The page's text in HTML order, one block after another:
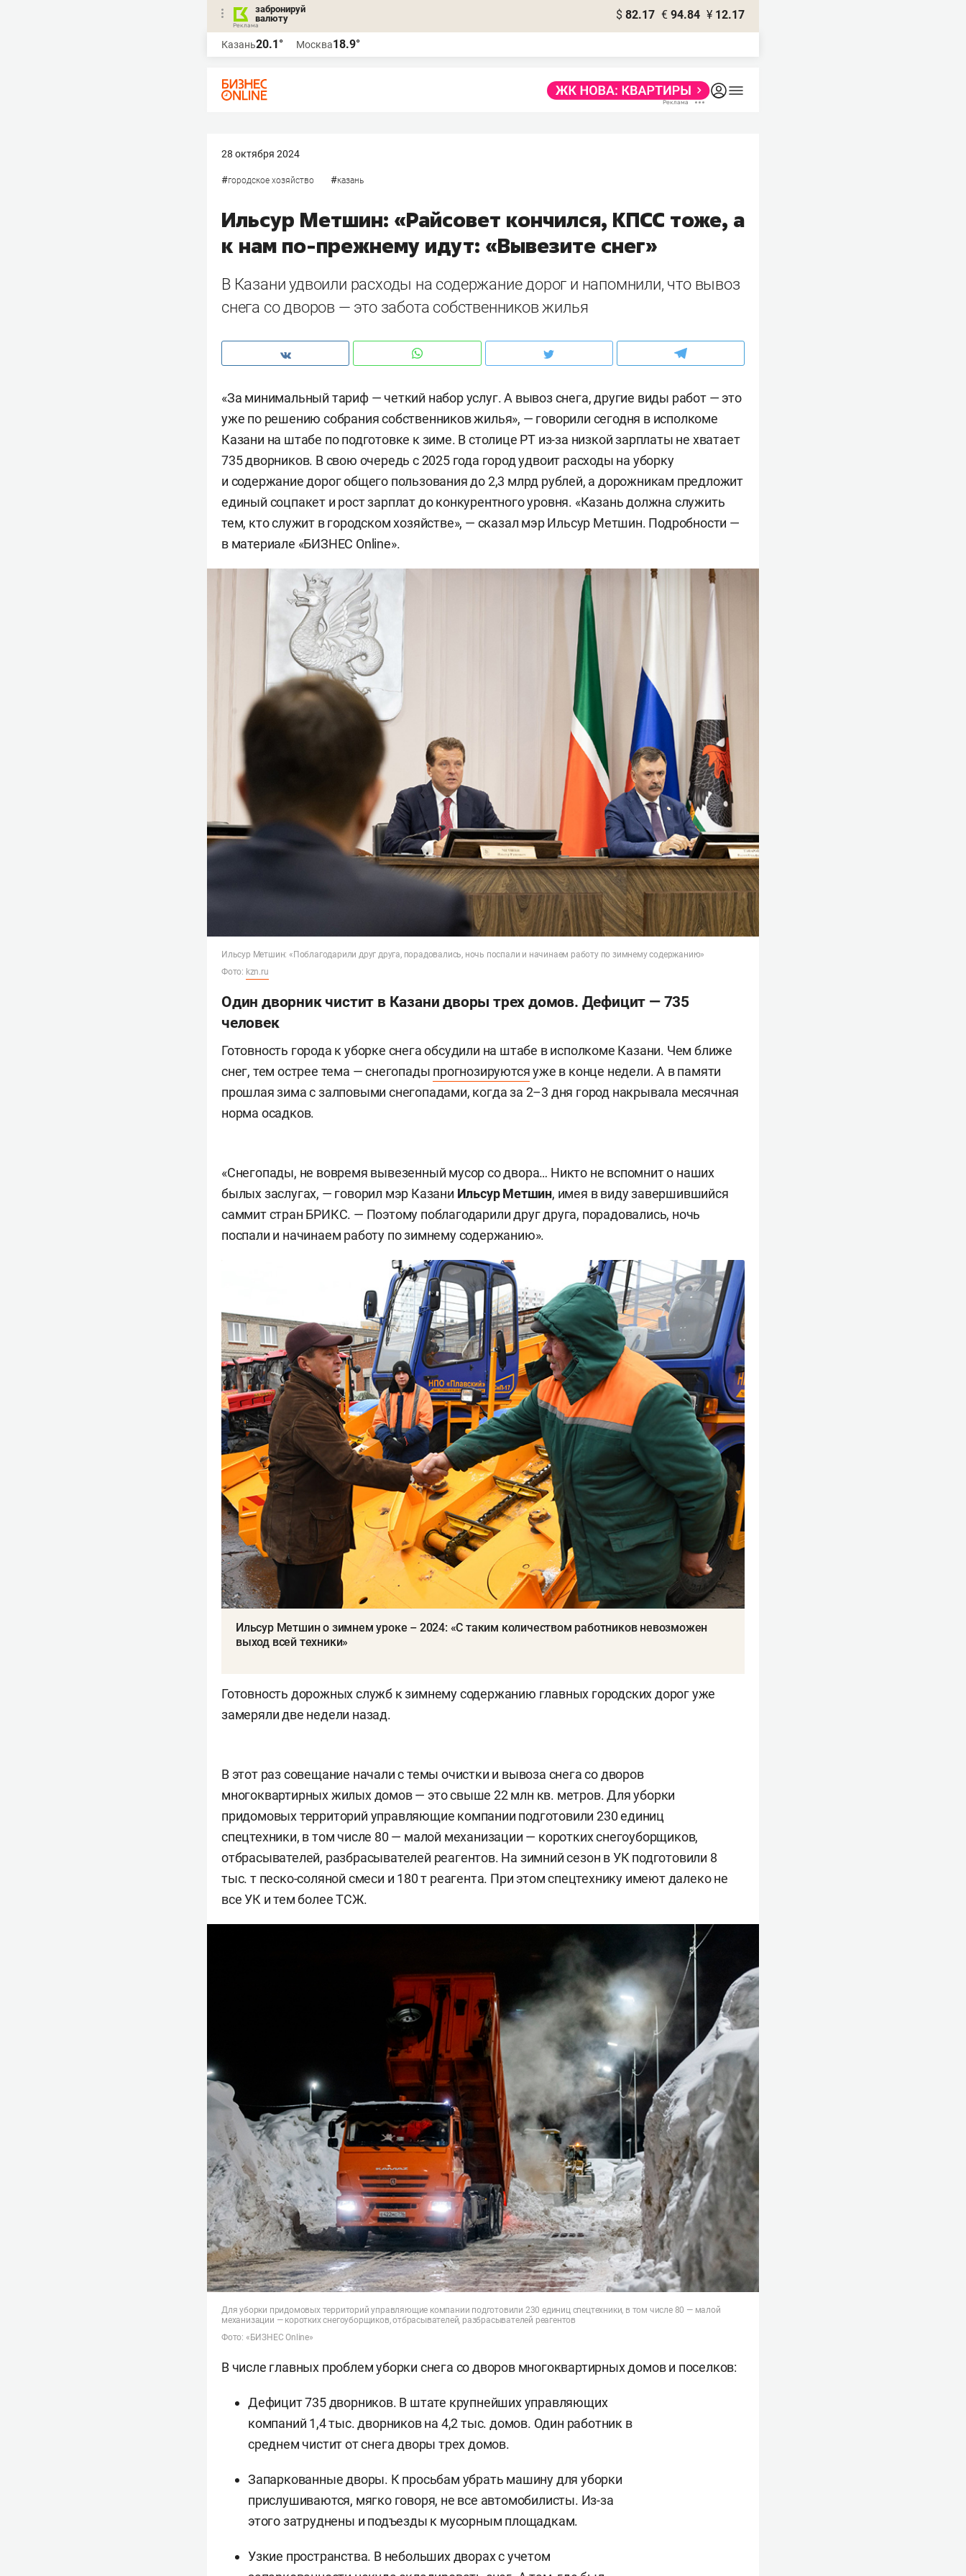
забронируй
валюту
$ 82.17 € 94.84 ¥ 12.17
Казань20.1° Москва18.9°
28 октября 2024
#городское хозяйство #казань
Ильсур Метшин: «Райсовет кончился, КПСС тоже, а
к нам по-прежнему идут: «Вывезите снег»
В Казани удвоили расходы на содержание дорог и напомнили, что вывоз
снега со дворов — это забота собственников жилья
«За минимальный тариф — четкий набор услуг. А вывоз снега, другие виды работ — это
уже по решению собрания собственников жилья», — говорили сегодня в исполкоме
Казани на штабе по подготовке к зиме. В столице РТ из-за низкой зарплаты не хватает
735 дворников. В свою очередь с 2025 года город удвоит расходы на уборку
и содержание дорог общего пользования до 2,3 млрд рублей, а дорожникам предложит
единый соцпакет и рост зарплат до конкурентного уровня. «Казань должна служить
тем, кто служит в городском хозяйстве», — сказал мэр Ильсур Метшин. Подробности —
в материале «БИЗНЕС Online».
Ильсур Метшин: «Поблагодарили друг друга, порадовались, ночь поспали и начинаем работу по зимнему содержанию»
Фото: kzn.ru
Один дворник чистит в Казани дворы трех домов. Дефицит — 735
человек
Готовность города к уборке снега обсудили на штабе в исполкоме Казани. Чем ближе
снег, тем острее тема — снегопады прогнозируютсяуже в конце недели. А в памяти
прошлая зима с залповыми снегопадами, когда за 2–3 дня город накрывала месячная
норма осадков.
«Снегопады, не вовремя вывезенный мусор со двора… Никто не вспомнит о наших
былых заслугах, — говорил мэр Казани Ильсур Метшин, имея в виду завершившийся
саммит стран БРИКС. — Поэтому поблагодарили друг друга, порадовались, ночь
поспали и начинаем работу по зимнему содержанию».
Ильсур Метшин о зимнем уроке – 2024: «С таким количеством работников невозможен
выход всей техники»
Готовность дорожных служб к зимнему содержанию главных городских дорог уже
замеряли две недели назад.
В этот раз совещание начали с темы очистки и вывоза снега со дворов
многоквартирных жилых домов — это свыше 22 млн кв. метров. Для уборки
придомовых территорий управляющие компании подготовили 230 единиц
спецтехники, в том числе 80 — малой механизации — коротких снегоуборщиков,
отбрасывателей, разбрасывателей реагентов. На зимний сезон в УК подготовили 8
тыс. т песко-соляной смеси и 180 т реагента. При этом спецтехнику имеют далеко не
все УК и тем более ТСЖ.
Для уборки придомовых территорий управляющие компании подготовили 230 единиц спецтехники, в том числе 80 — малой
механизации — коротких снегоуборщиков, отбрасывателей, разбрасывателей реагентов
Фото: «БИЗНЕС Online»
В числе главных проблем уборки снега со дворов многоквартирных домов и поселков:
Дефицит 735 дворников. В штате крупнейших управляющих
компаний 1,4 тыс. дворников на 4,2 тыс. домов. Один работник в
среднем чистит от снега дворы трех домов.
Запаркованные дворы. К просьбам убрать машину для уборки
прислушиваются, мягко говоря, не все автомобилисты. Из-за
этого затруднены и подъезды к мусорным площадкам.
Узкие пространства. В небольших дворах с учетом